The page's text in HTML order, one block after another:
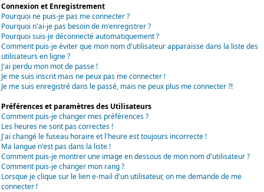
Connexion et Enregistrement
Pourquoi ne puis-je pas me connecter ?
Pourquoi n'ai-je pas besoin de m'enregistrer ?
Pourquoi suis-je déconnecté automatiquement ?
Comment puis-je éviter que mon nom d'utilisateur apparaisse dans la liste des
utilisateurs en ligne ?
J'ai perdu mon mot de passe !
Je me suis inscrit mais ne peux pas me connecter !
Je me suis enregistré dans le passé, mais ne peux plus me connecter ?!
Préférences et paramètres des Utilisateurs
Comment puis-je changer mes préférences ?
Les heures ne sont pas correctes !
J'ai changé le fuseau horaire et l'heure est toujours incorrecte !
Ma langue n'est pas dans la liste !
Comment puis-je montrer une image en dessous de mon nom d'utilisateur ?
Comment puis-je changer mon rang ?
Lorsque je clique sur le lien e-mail d'un utilisateur, on me demande de me
connecter !